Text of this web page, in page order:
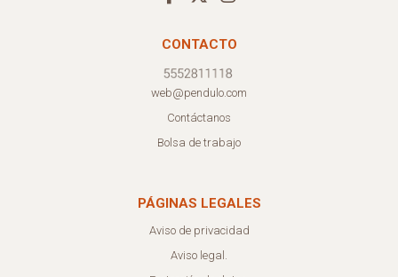
CONTACTO
web@pendulo.com
Contáctanos
Bolsa de trabajo
PÁGINAS LEGALES
Aviso de privacidad
Aviso legal.